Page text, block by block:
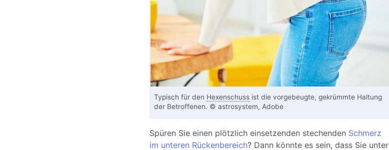
Typisch für den Hexenschussist die vorgebeugte, gekrümmte Haltung
der Betroffenen. © astrosystem, Adobe
Spüren Sie einen plötzlich einsetzenden stechenden Schmerz
im unteren Rückenbereich? Dann könnte es sein, dass Sie unter